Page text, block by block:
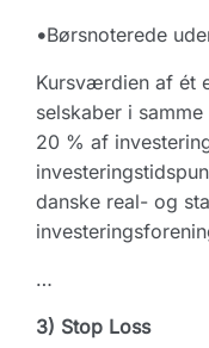
•Børsnoterede
Kursværdien af ét
selskaber i
20 % af
danske real- og
…
3) Stop Loss